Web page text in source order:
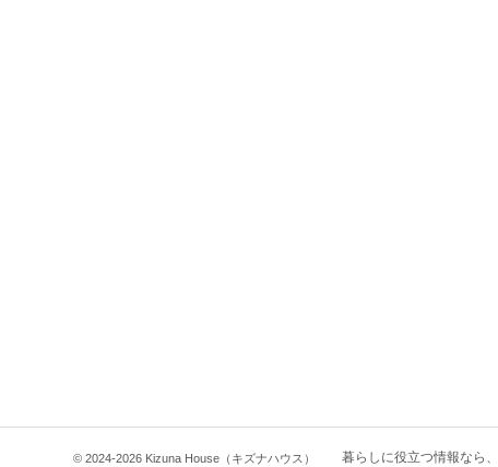
© 2024-2026 Kizuna House（キズナハウス） 暮らしに役立つ情報なら、